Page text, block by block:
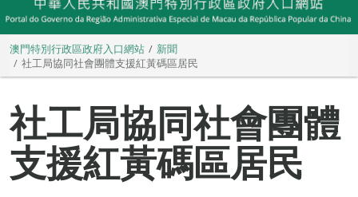
澳門特別行政區政府入口網站
新聞
社工局協同社會團體支援紅黃碼區居民
社工局協同社會團體
支援紅黃碼區居民